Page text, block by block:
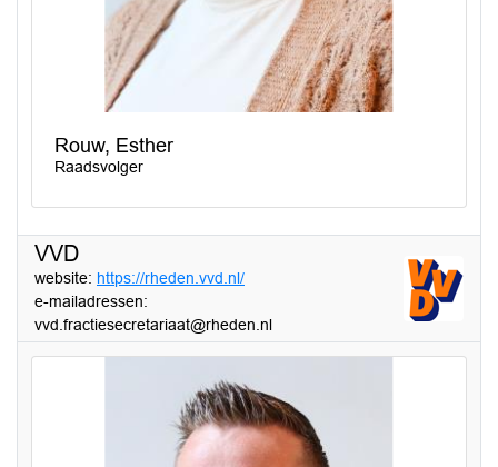
Rouw, Esther
Raadsvolger
VVD
website: https://rheden.vvd.nl/
e-mailadressen:
vvd.fractiesecretariaat@rheden.nl